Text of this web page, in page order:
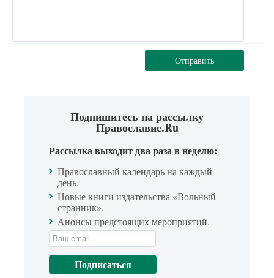
Отправить
Подпишитесь на рассылку
Православие.Ru
Рассылка выходит два раза в неделю:
Православный календарь на каждый
день.
Новые книги издательства «Вольный
странник».
Анонсы предстоящих мероприятий.